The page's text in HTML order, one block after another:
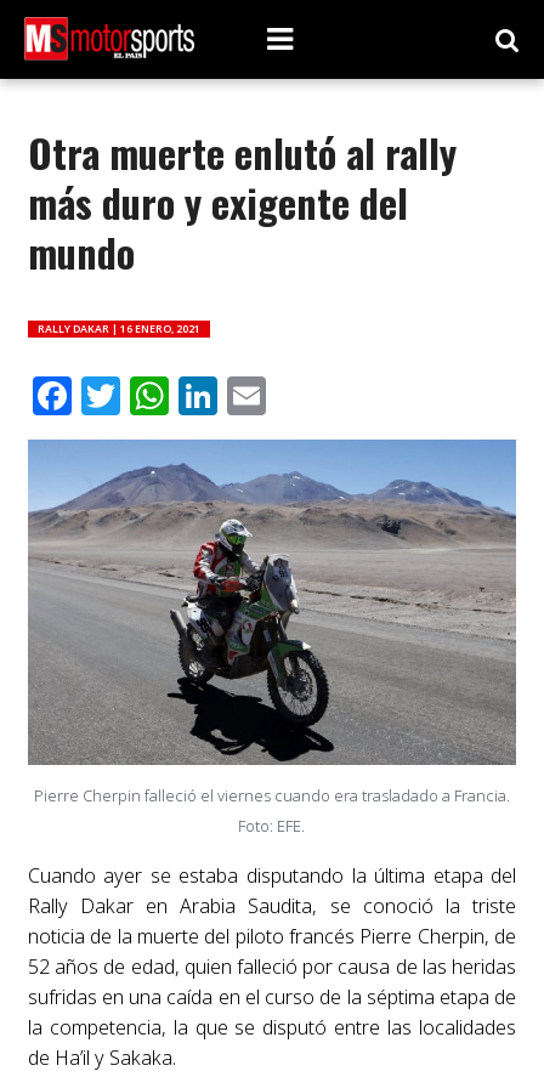
Otra muerte enlutó al rally
más duro y exigente del
mundo
RALLY DAKAR | 16 ENERO, 2021
Facebook
Twitter
WhatsApp
LinkedIn
Email
Pierre Cherpin falleció el viernes cuando era trasladado a Francia.
Foto: EFE.
Cuando ayer se estaba disputando la última etapa del
Rally Dakar en Arabia Saudita, se conoció la triste
noticia de la muerte del piloto francés Pierre Cherpin, de
52 años de edad, quien falleció por causa de las heridas
sufridas en una caída en el curso de la séptima etapa de
la competencia, la que se disputó entre las localidades
de Ha’il y Sakaka.